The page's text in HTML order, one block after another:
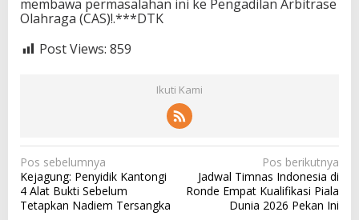
membawa permasalahan ini ke Pengadilan Arbitrase
Olahraga (CAS)!.***DTK
Post Views: 859
Ikuti Kami
N
a
v
Pos sebelumnya
Kejagung: Penyidik Kantongi
4 Alat Bukti Sebelum
Tetapkan Nadiem Tersangka
Pos berikutnya
Jadwal Timnas Indonesia di
Ronde Empat Kualifikasi Piala
Dunia 2026 Pekan Ini